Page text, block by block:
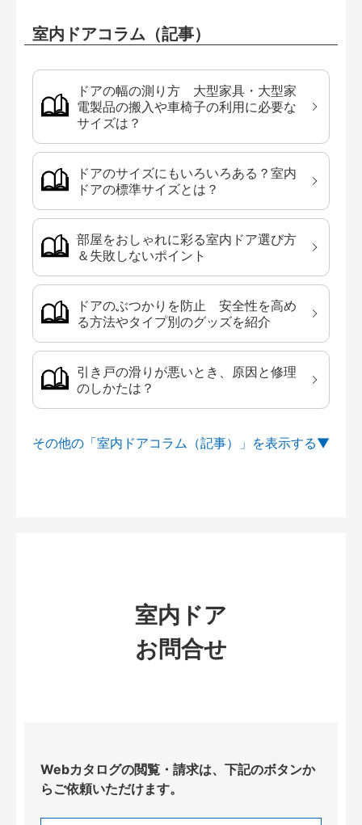
室内ドアコラム（記事）
ドアの幅の測り方 大型家具・大型家
電製品の搬入や車椅子の利用に必要な
サイズは？
ドアのサイズにもいろいろある？室内
ドアの標準サイズとは？
部屋をおしゃれに彩る室内ドア選び方
＆失敗しないポイント
ドアのぶつかりを防止 安全性を高め
る方法やタイプ別のグッズを紹介
引き戸の滑りが悪いとき、原因と修理
のしかたは？
その他の「室内ドアコラム（記事）」を
室内ドア
お問合せ
Webカタログの閲覧・請求は、下記のボタンか
らご依頼いただけます。